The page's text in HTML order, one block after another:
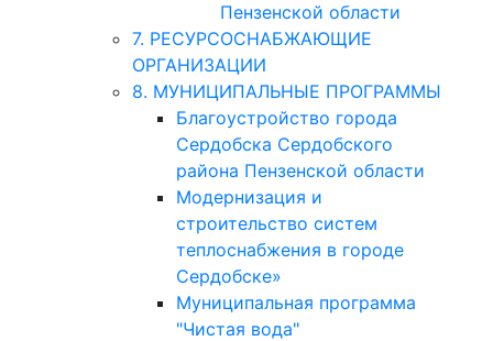
Пензенской области
7. РЕСУРСОСНАБЖАЮЩИЕ
ОРГАНИЗАЦИИ
8. МУНИЦИПАЛЬНЫЕ ПРОГРАММЫ
Благоустройство города
Сердобска Сердобского
района Пензенской области
Модернизация и
строительство систем
теплоснабжения в городе
Сердобске»
Муниципальная программа
"Чистая вода"